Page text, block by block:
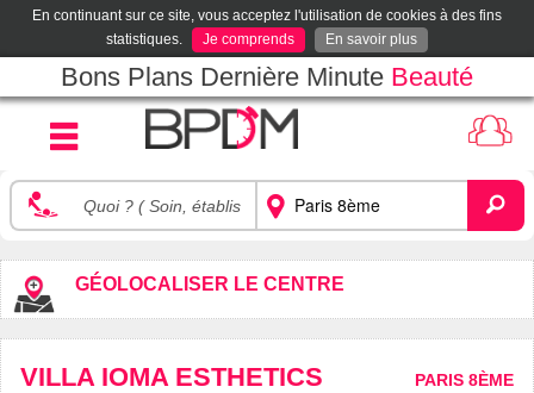
En continuant sur ce site, vous acceptez l'utilisation de cookies à des fins
statistiques.
Je comprends En savoir plus
Bons Plans Dernière Minute Beauté
GÉOLOCALISER LE CENTRE
VILLA IOMA ESTHETICS PARIS 8ÈME